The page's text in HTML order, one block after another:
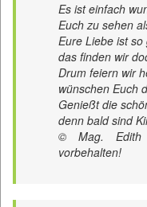
Es ist einfach
Euch zu sehen
Eure Liebe ist so
das finden wir
Drum feiern wir
wünschen Euch
Genießt die
denn bald sind
© Mag. Edith
vorbehalten!